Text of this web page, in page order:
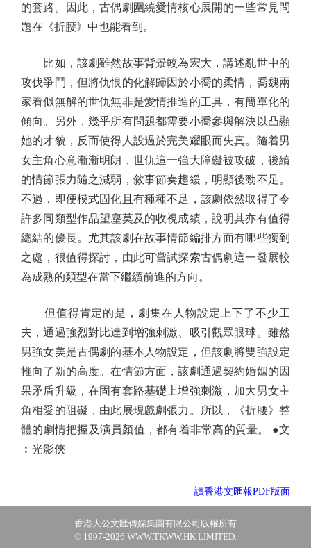
的套路。因此，古偶劇圍繞愛情核心展開的一些常見問
題在《折腰》中也能看到。
比如，該劇雖然故事背景較為宏大，講述亂世中的
攻伐爭鬥，但將仇恨的化解歸因於小喬的柔情，喬魏兩
家看似無解的世仇無非是愛情推進的工具，有簡單化的
傾向。另外，幾乎所有問題都需要小喬參與解決以凸顯
她的才貌，反而使得人設過於完美耀眼而失真。隨着男
女主角心意漸漸明朗，世仇這一強大障礙被攻破，後續
的情節張力隨之減弱，敘事節奏趨緩，明顯後勁不足。
不過，即便模式固化且有種種不足，該劇依然取得了令
許多同類型作品望塵莫及的收視成績，說明其亦有值得
總結的優長。尤其該劇在故事情節編排方面有哪些獨到
之處，很值得探討，由此可嘗試探索古偶劇這一發展較
為成熟的類型在當下繼續前進的方向。
但值得肯定的是，劇集在人物設定上下了不少工
夫，通過強烈對比達到增強刺激、吸引觀眾眼球。雖然
男強女美是古偶劇的基本人物設定，但該劇將雙強設定
推向了新的高度。在情節方面，該劇通過契約婚姻的因
果矛盾升級，在固有套路基礎上增強刺激，加大男女主
角相愛的阻礙，由此展現戲劇張力。所以，《折腰》整
體的劇情把握及演員顏值，都有着非常高的質量。 ●文
︰光影俠
讀香港文匯報PDF版面
香港大公文匯傳媒集團有限公司版權所有
© 1997-2026 WWW.TKWW.HK LIMITED.